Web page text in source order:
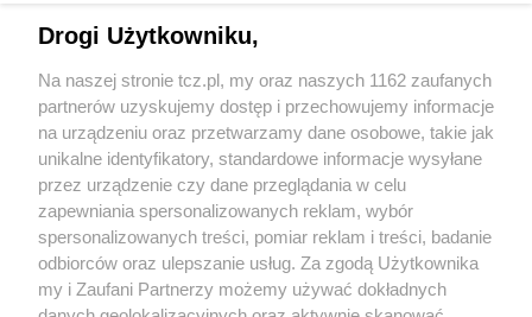
O FIRMIE POLITYKA PRYWATNOŚCI HOSTING
REKLAMA WSPÓŁPRACA RSS FACEBOOK KONTAKT
Nasze serwisy
Drogi Użytkowniku,
Na naszej stronie tcz.pl, my oraz naszych 1162 zaufanych
partnerów uzyskujemy dostęp i przechowujemy informacje
na urządzeniu oraz przetwarzamy dane osobowe, takie jak
unikalne identyfikatory, standardowe informacje wysyłane
przez urządzenie czy dane przeglądania w celu
zapewniania spersonalizowanych reklam, wybór
spersonalizowanych treści, pomiar reklam i treści, badanie
odbiorców oraz ulepszanie usług. Za zgodą Użytkownika
my i Zaufani Partnerzy możemy używać dokładnych